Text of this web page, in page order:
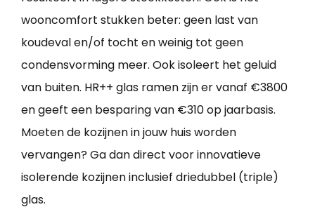
wooncomfort stukken beter: geen last van
koudeval en/of tocht en weinig tot geen
condensvorming meer. Ook isoleert het geluid
van buiten. HR++ glas ramen zijn er vanaf €3800
en geeft een besparing van €310 op jaarbasis.
Moeten de kozijnen in jouw huis worden
vervangen? Ga dan direct voor innovatieve
isolerende kozijnen inclusief driedubbel (triple)
glas.